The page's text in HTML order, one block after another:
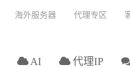
AI 代理IP
海外服务器 代理专区